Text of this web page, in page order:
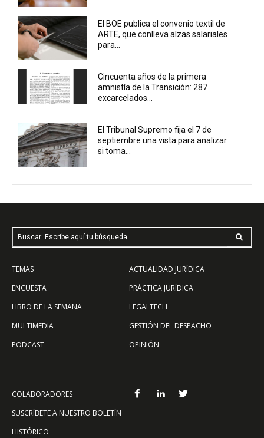
El BOE publica el convenio textil de
ARTE, que conlleva alzas salariales
para...
Cincuenta años de la primera
amnistía de la Transición: 287
excarcelados...
El Tribunal Supremo fija el 7 de
septiembre una vista para analizar
si toma...
Buscar: Escribe aquí tu búsqueda
TEMAS
ENCUESTA
LIBRO DE LA SEMANA
MULTIMEDIA
PODCAST
ACTUALIDAD JURÍDICA
PRÁCTICA JURÍDICA
LEGALTECH
GESTIÓN DEL DESPACHO
OPINIÓN
COLABORADORES
SUSCRÍBETE A NUESTRO BOLETÍN
HISTÓRICO